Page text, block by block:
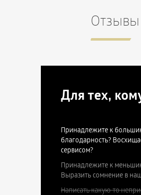
Отзывы
Для тех,
Принадлежите к
благодарность?
сервисом?
Принадлежите к
Выразить сомнение в
Написать какую-то